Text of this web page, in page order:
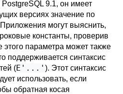
PostgreSQL 9.1, он имеет
версиях значение по
могут выяснить,
константы, проверив
этого параметра может также
поддерживается синтаксис
(E'...' ). Этот синтаксис
использовать, если
обратная косая